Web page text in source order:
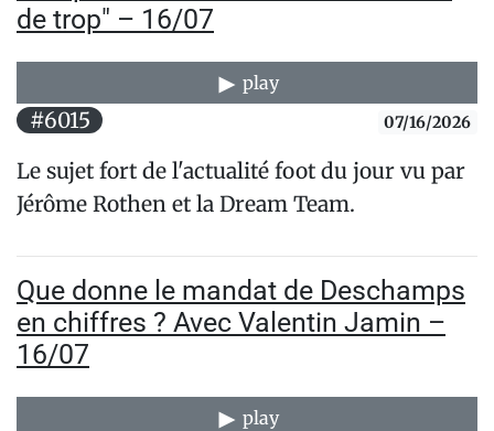
de trop" – 16/07
play
#6015 07/16/2026
Le sujet fort de l'actualité foot du jour vu par
Jérôme Rothen et la Dream Team.
Que donne le mandat de Deschamps
en chiffres ? Avec Valentin Jamin –
16/07
play